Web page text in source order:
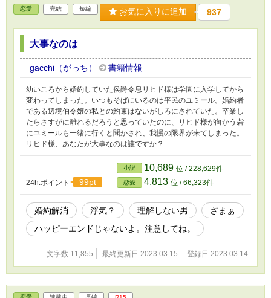
恋愛 完結 短編 お気に入りに追加 937
大事なのは
gacchi（がっち） 書籍情報
幼いころから婚約していた侯爵令息リヒド様は学園に入学してから
変わってしまった。いつもそばにいるのは平民のユミール。婚約者
である辺境伯令嬢の私との約束はないがしろにされていた。卒業し
たらさすがに離れるだろうと思っていたのに、リヒド様が向かう砦
にユミールも一緒に行くと聞かされ、我慢の限界が来てしまった。
リヒド様、あなたが大事なのは誰ですか？
24h.ポイント 99pt
小説 10,689 位 / 228,629件
恋愛 4,813 位 / 66,323件
婚約解消 浮気？ 理解しない男
ざまぁ
ハッピーエンドじゃないよ。注意してね。
文字数 11,855 最終更新日 2023.03.15 登録日 2023.03.14